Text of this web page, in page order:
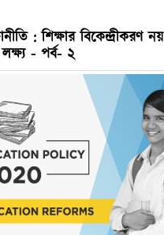
: শিক্ষার বিকেন্দ্রীকরণ নয়
- পর্ব- ২